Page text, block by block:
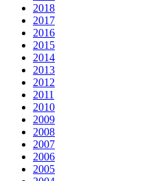
2018
2017
2016
2015
2014
2013
2012
2011
2010
2009
2008
2007
2006
2005